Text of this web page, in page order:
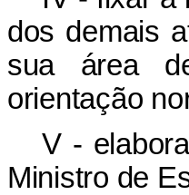
dos demais
sua área
orientação
V -
Ministro de